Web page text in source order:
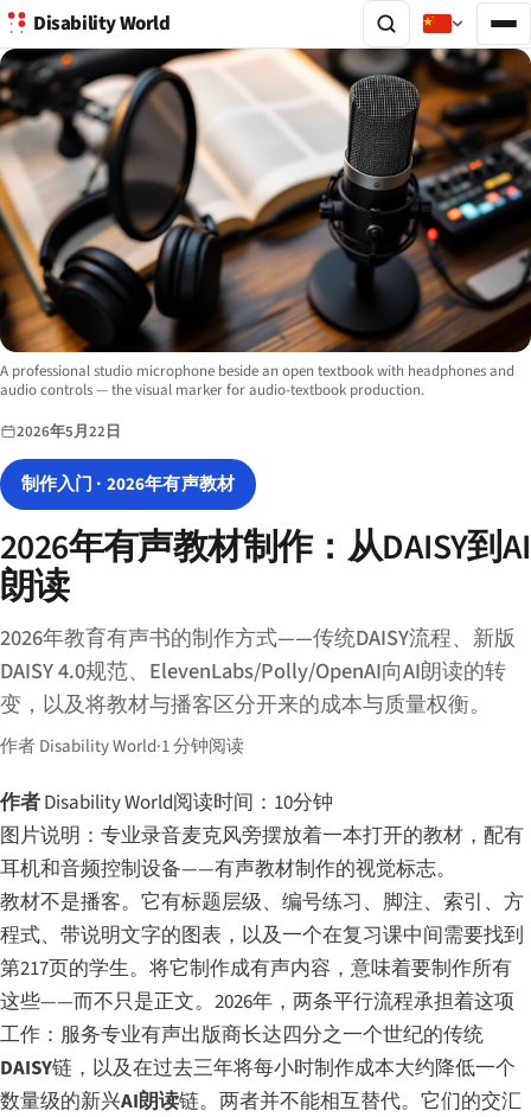
Disability World
Image description:
A professional studio microphone beside an open textbook with headphones and
audio controls — the visual marker for audio-textbook production.
2026年5月22日
制作入门 · 2026年有声教材
2026年有声教材制作：从DAISY到AI
朗读
2026年教育有声书的制作方式——传统DAISY流程、新版
DAISY 4.0规范、ElevenLabs/Polly/OpenAI向AI朗读的转
变，以及将教材与播客区分开来的成本与质量权衡。
作者 Disability World·1 分钟阅读
作者Disability World阅读时间：10分钟
图片说明：专业录音麦克风旁摆放着一本打开的教材，配有
耳机和音频控制设备——有声教材制作的视觉标志。
教材不是播客。它有标题层级、编号练习、脚注、索引、方
程式、带说明文字的图表，以及一个在复习课中间需要找到
第217页的学生。将它制作成有声内容，意味着要制作所有
这些——而不只是正文。2026年，两条平行流程承担着这项
工作：服务专业有声出版商长达四分之一个世纪的传统
DAISY链，以及在过去三年将每小时制作成本大约降低一个
数量级的新兴AI朗读链。两者并不能相互替代。它们的交汇